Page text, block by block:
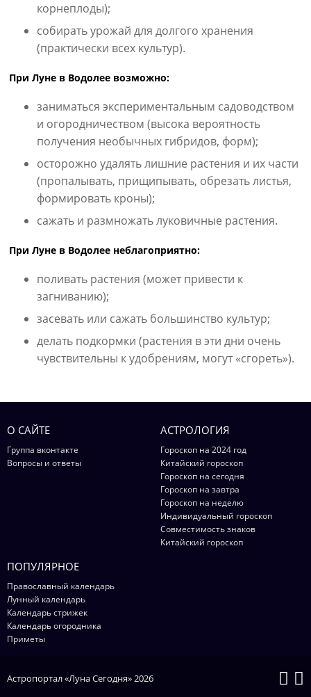
корнеплоды);
собирать урожай для долгого хранения
(практически всех культур).
При Луне в Водолее возможно:
заниматься экспериментальным садоводством
и огородничеством (высока вероятность
получения необычных гибридов, форм);
осторожно удалять лишние растения и их части
(пропалывать, прищипывать, обрезать листья,
формировать кроны);
сажать и размножать луковичные растения.
При Луне в Водолее неблагоприятно:
поливать растения (может привести к
загниванию);
засевать или сажать большинство культур;
делать подкормки (растения в эти дни очень
чувствительны к удобрениям, могут «сгореть»).
О САЙТЕ
Группа вконтакте
Вопросы и ответы
АСТРОЛОГИЯ
Гороскоп на 2024 год
Китайский гороскоп
Гороскоп на сегодня
Гороскоп на завтра
Гороскоп на неделю
Индивидуальный гороскоп
Совместимость знаков
Китайский гороскоп
ПОПУЛЯРНОЕ
Православный календарь
Лунный календарь
Календарь стрижек
Календарь огородника
Приметы
Астропортал «Луна Сегодня» 2026